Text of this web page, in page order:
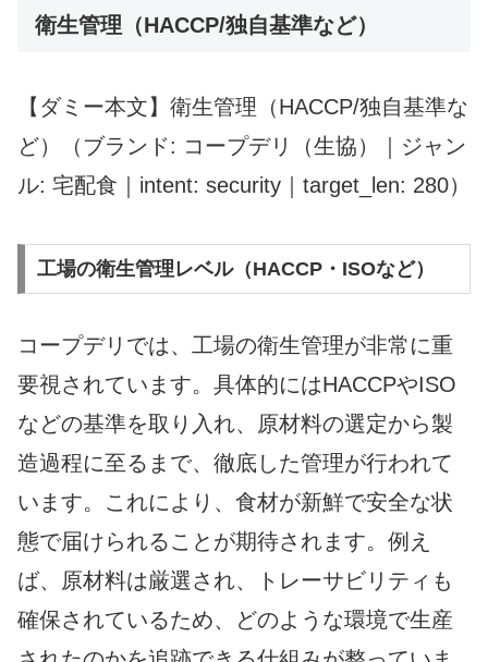
衛生管理（HACCP/独自基準など）
【ダミー本文】衛生管理（HACCP/独自基準な
ど）（ブランド: コープデリ（生協）｜ジャン
ル: 宅配食｜intent: security｜target_len: 280）
工場の衛生管理レベル（HACCP・ISOなど）
コープデリでは、工場の衛生管理が非常に重
要視されています。具体的にはHACCPやISO
などの基準を取り入れ、原材料の選定から製
造過程に至るまで、徹底した管理が行われて
います。これにより、食材が新鮮で安全な状
態で届けられることが期待されます。例え
ば、原材料は厳選され、トレーサビリティも
確保されているため、どのような環境で生産